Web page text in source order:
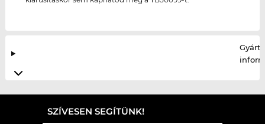
SZÍVESEN SEGÍTÜNK!